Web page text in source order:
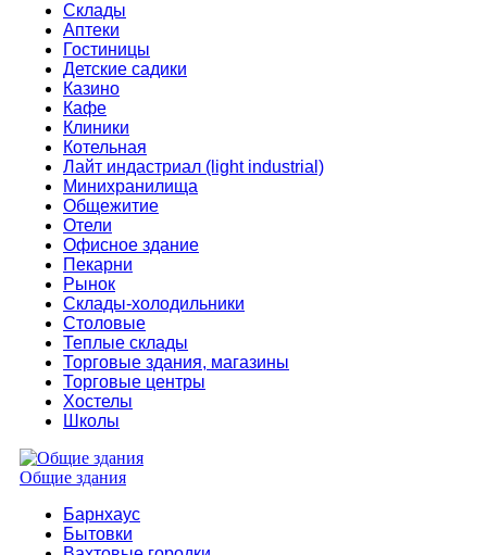
Склады
Аптеки
Гостиницы
Детские садики
Казино
Кафе
Клиники
Котельная
Лайт индастриал (light industrial)
Минихранилища
Общежитие
Отели
Офисное здание
Пекарни
Рынок
Склады-холодильники
Столовые
Теплые склады
Торговые здания, магазины
Торговые центры
Хостелы
Школы
Общие здания
Барнхаус
Бытовки